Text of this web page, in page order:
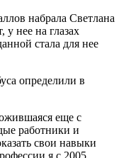
набрала Светлана
у нее на глазах
стала для нее
еще с
работники и
свои навыки